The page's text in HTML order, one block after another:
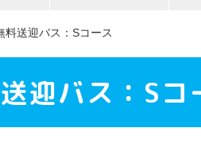
料送迎バス：Sコース
迎バス：Sコ